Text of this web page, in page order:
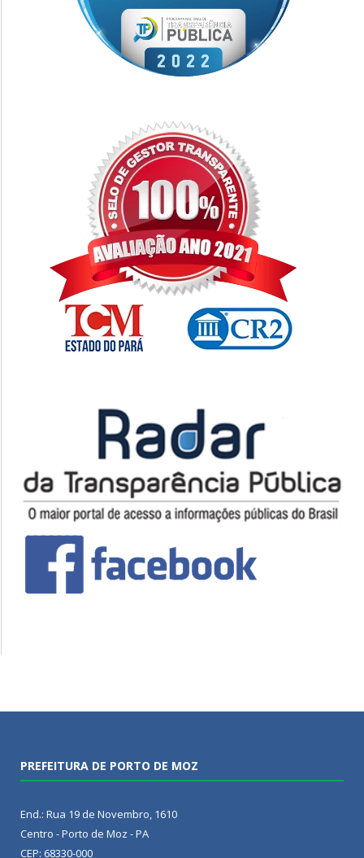
PREFEITURA DE PORTO DE MOZ
End.: Rua 19 de Novembro, 1610
Centro - Porto de Moz - PA
CEP: 68330-000